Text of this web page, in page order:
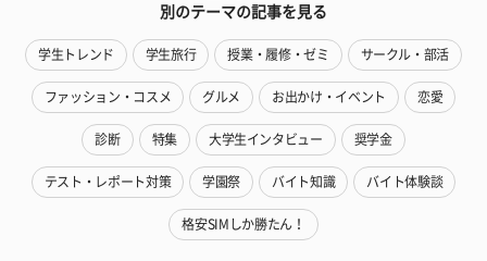
別のテーマの記事を見る
学生トレンド 学生旅行 授業・履修・ゼミ サークル・部活
ファッション・コスメ グルメ お出かけ・イベント 恋愛
診断 特集 大学生インタビュー 奨学金
テスト・レポート対策 学園祭 バイト知識 バイト体験談
格安SIMしか勝たん！